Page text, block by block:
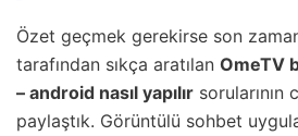
Özet geçmek gerekirse son
tarafından sıkça aratılan OmeTV
– android nasıl yapılır sorularının
paylaştık. Görüntülü sohbet